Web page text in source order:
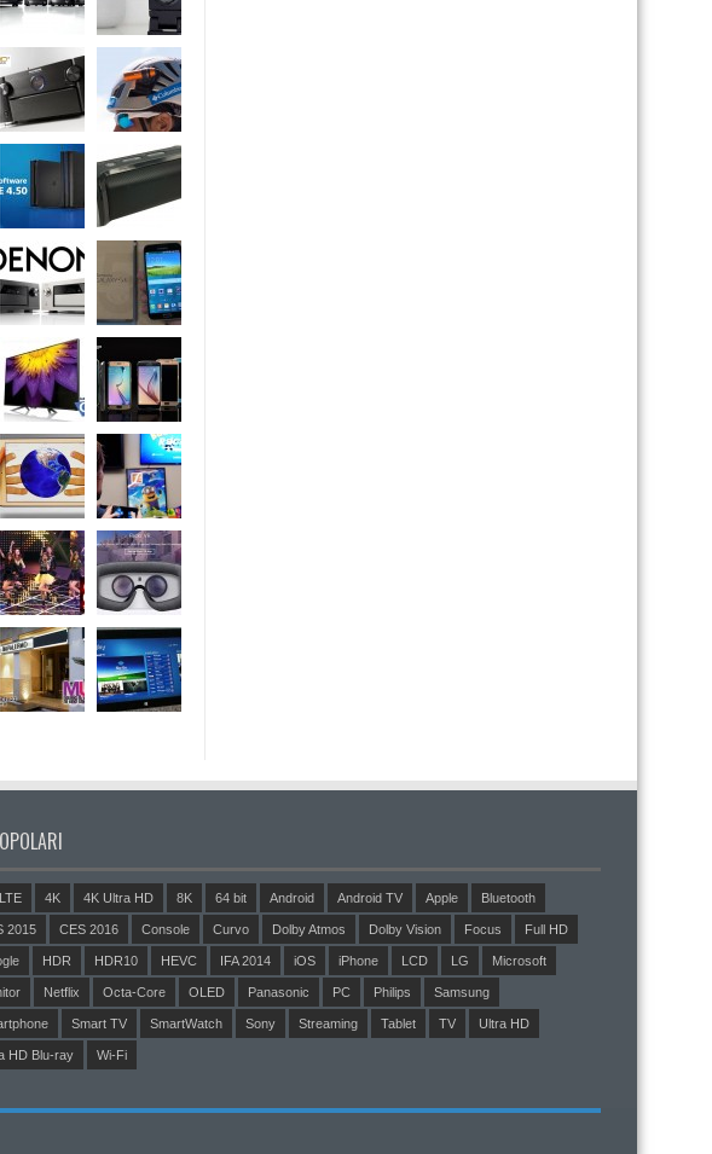
4K 4K Ultra HD 8K 64 bit Android Android TV Apple Bluetooth
2015 CES 2016 Console Curvo Dolby Atmos Dolby Vision Focus Full HD
HDR HDR10 HEVC IFA 2014 iOS iPhone LCD LG Microsoft
Netflix Octa-Core OLED Panasonic PC Philips Samsung
Smart TV SmartWatch Sony Streaming Tablet TV Ultra HD
HD Blu-ray Wi-Fi